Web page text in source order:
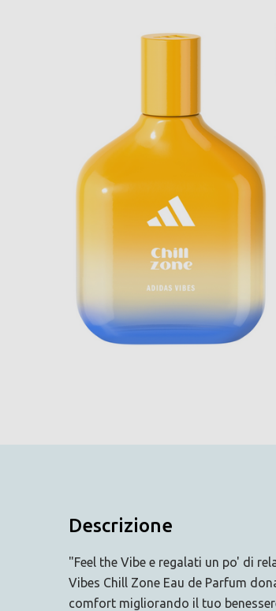
Descrizione
"Feel the Vibe e regalati un po' di
Vibes Chill Zone Eau de Parfum
comfort migliorando il tuo